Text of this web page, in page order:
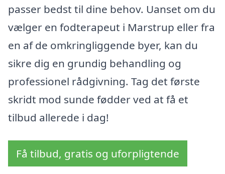
passer bedst til dine behov. Uanset om du
vælger en fodterapeut i Marstrup eller fra
en af de omkringliggende byer, kan du
sikre dig en grundig behandling og
professionel rådgivning. Tag det første
skridt mod sunde fødder ved at få et
tilbud allerede i dag!
Få tilbud, gratis og uforpligtende